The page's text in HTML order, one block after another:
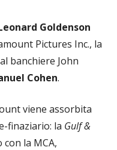
Goldenson
Pictures Inc., la
banchiere John
Cohen.
viene assorbita
finaziario: la Gulf &
con la MCA,